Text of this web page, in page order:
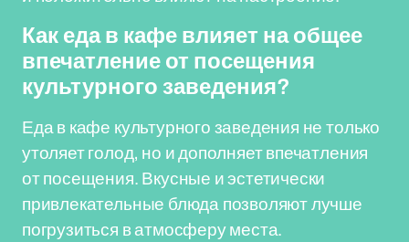
Как еда в кафе влияет на общее
впечатление от посещения
культурного заведения?
Еда в кафе культурного заведения не только
утоляет голод, но и дополняет впечатления
от посещения. Вкусные и эстетически
привлекательные блюда позволяют лучше
погрузиться в атмосферу места.